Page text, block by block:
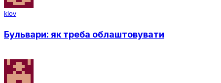
klov
Бульвари: як треба облаштовувати